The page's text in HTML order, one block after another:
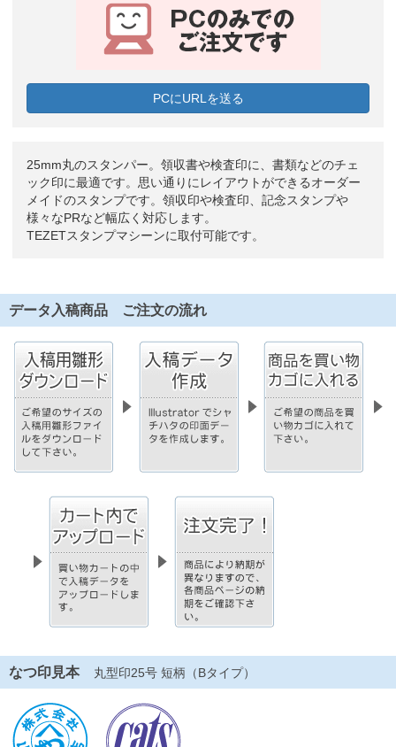
PCにURLを送る
25mm丸のスタンパー。領収書や検査印に、書類などのチェ
ック印に最適です。思い通りにレイアウトができるオーダー
メイドのスタンプです。領収印や検査印、記念スタンプや
様々なPRなど幅広く対応します。
TEZETスタンプマシーンに取付可能です。
データ入稿商品 ご注文の流れ
なつ印見本 丸型印25号 短柄（Bタイプ）